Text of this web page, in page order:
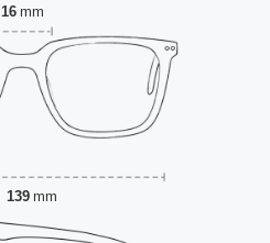
16 mm
139 mm